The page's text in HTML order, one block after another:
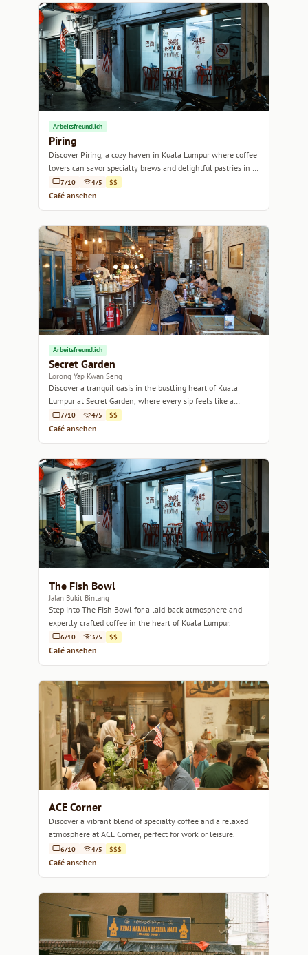
Arbeitsfreundlich
Piring
Discover Piring, a cozy haven in Kuala Lumpur where coffee
lovers can savor specialty brews and delightful pastries in a
laid-back atmosphere.
7/10 4/5 $$
Café ansehen
Arbeitsfreundlich
Secret Garden
Lorong Yap Kwan Seng
Discover a tranquil oasis in the bustling heart of Kuala
Lumpur at Secret Garden, where every sip feels like a
retreat.
7/10 4/5 $$
Café ansehen
The Fish Bowl
Jalan Bukit Bintang
Step into The Fish Bowl for a laid-back atmosphere and
expertly crafted coffee in the heart of Kuala Lumpur.
6/10 3/5 $$
Café ansehen
ACE Corner
Discover a vibrant blend of specialty coffee and a relaxed
atmosphere at ACE Corner, perfect for work or leisure.
6/10 4/5 $$$
Café ansehen